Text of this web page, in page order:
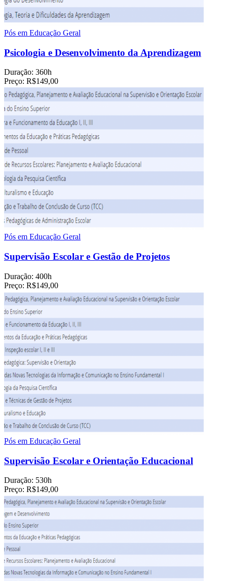
Pós em Educação Geral
Psicologia e Desenvolvimento da Aprendizagem
Duração: 360h
Preço: R$149,00
Pós em Educação Geral
Supervisão Escolar e Gestão de Projetos
Duração: 400h
Preço: R$149,00
Pós em Educação Geral
Supervisão Escolar e Orientação Educacional
Duração: 530h
Preço: R$149,00